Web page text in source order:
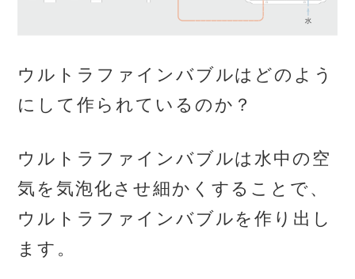
ウルトラファインバブルはどのよう
にして作られているのか？
ウルトラファインバブルは水中の空
気を気泡化させ細かくすることで、
ウルトラファインバブルを作り出し
ます。